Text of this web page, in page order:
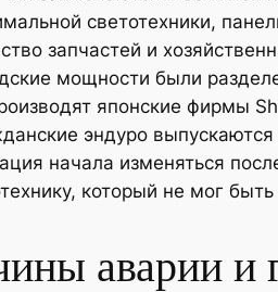
светотехники,
запчастей и
мощности были
японские фирмы
эндуро
начала изменяться
который не мог
аварии и